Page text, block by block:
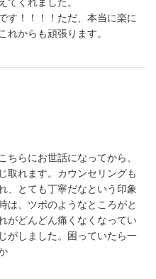
す！！！！ただ、本当に楽に
れからも頑張ります。
らにお世話になってから、
取れます。カウンセリングも
、とても丁寧だなという印象
は、ツボのようなところがと
がどんどん痛くなくなってい
がしました。困っていたら一